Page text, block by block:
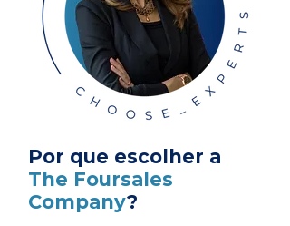
Por que escolher a
The Foursales
Company?